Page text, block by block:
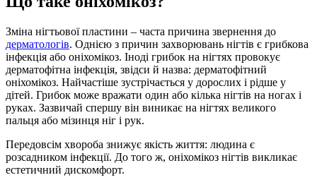
Зміна нігтьової пластини – часта причина звернення до
дерматологів. Однією з причин захворювань нігтів є грибкова
інфекція або оніхомікоз. Іноді грибок на нігтях провокує
дерматофітна інфекція, звідси й назва: дерматофітний
оніхомікоз. Найчастіше зустрічається у дорослих і рідше у
дітей. Грибок може вражати один або кілька нігтів на ногах і
руках. Зазвичай спершу він виникає на нігтях великого
пальця або мізинця ніг і рук.
Передовсім хвороба знижує якість життя: людина є
розсадником інфекції. До того ж, оніхомікоз нігтів викликає
естетичний дискомфорт.